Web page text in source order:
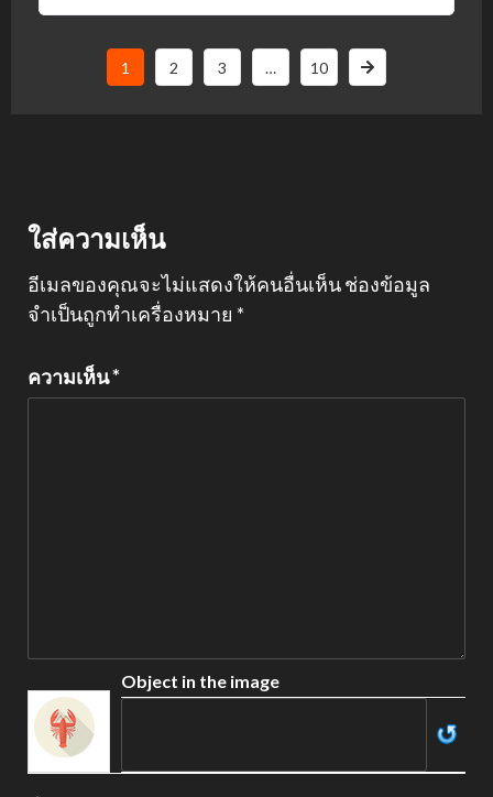
1 2 3 … 10
ใส่ความเห็น
อีเมลของคุณจะไม่แสดงให้คนอื่นเห็นช่องข้อมูล
จำเป็นถูกทำเครื่องหมาย *
ความเห็น*
Object in the image